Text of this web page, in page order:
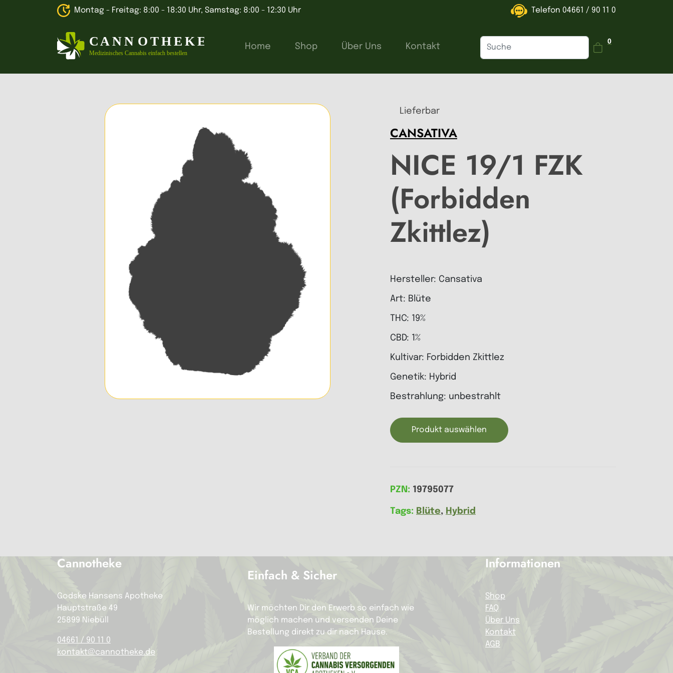
Montag - Freitag: 8:00 - 18:30 Uhr, Samstag: 8:00 - 12:30 Uhr Telefon 04661 / 90 11 0
Home Shop Über Uns Kontakt
0Dein Warenkorb
Lieferbar
CANSATIVA
NICE 19/1 FZK
(Forbidden
Zkittlez)
Hersteller: Cansativa
Art: Blüte
THC: 19%
CBD: 1%
Kultivar: Forbidden Zkittlez
Genetik: Hybrid
Bestrahlung: unbestrahlt
PZN: 19795077
Tags: Blüte, Hybrid
Cannotheke
Godske Hansens Apotheke
Hauptstraße 49
25899 Niebüll
04661 / 90 11 0
kontakt@cannotheke.de
Einfach & Sicher
Wir möchten Dir den Erwerb so einfach wie
möglich machen und versenden Deine
Bestellung direkt zu dir nach Hause.
Informationen
Shop
FAQ
Über Uns
Kontakt
AGB